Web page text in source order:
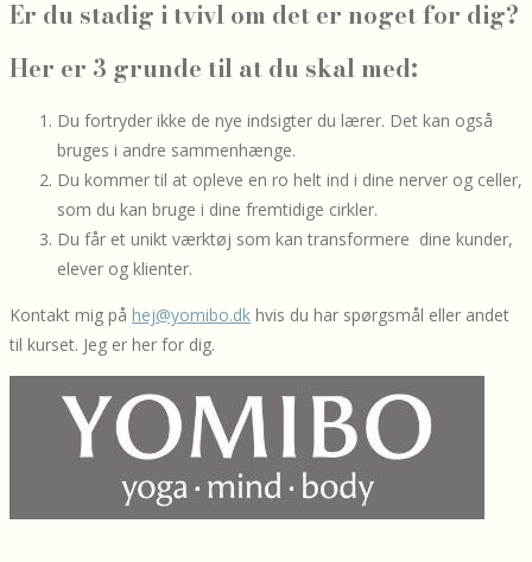
Er du stadig i tvivl om det er noget for dig?
Her er 3 grunde til at du skal med:
Du fortryder ikke de nye indsigter du lærer. Det kan også
bruges i andre sammenhænge.
Du kommer til at opleve en ro helt ind i dine nerver og celler,
som du kan bruge i dine fremtidige cirkler.
Du får et unikt værktøj som kan transformere dine kunder,
elever og klienter.
Kontakt mig på hej@yomibo.dk hvis du har spørgsmål eller andet
til kurset. Jeg er her for dig.